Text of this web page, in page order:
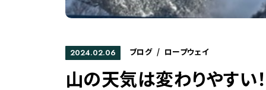
2024.02.06 ブログ / ロープウェイ
山の天気は変わりやすい